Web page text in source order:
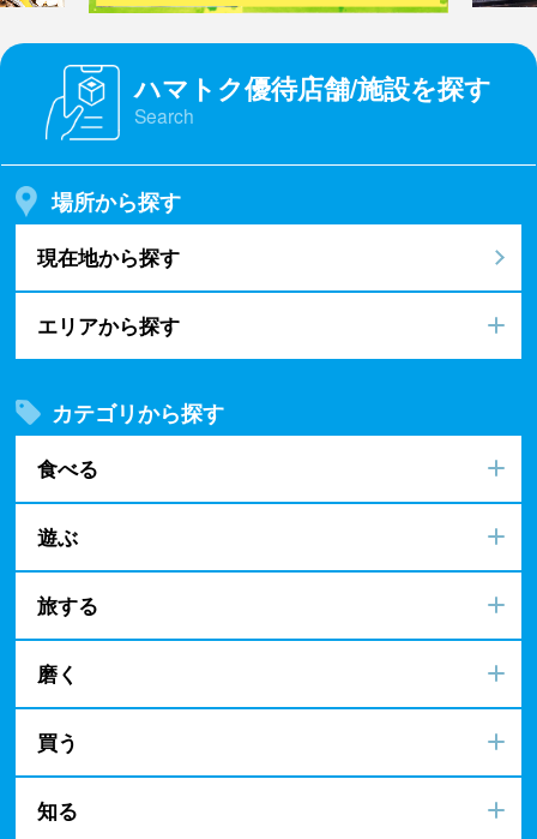
ハマトク優待店舗/施設を探す
Search
場所から探す
現在地から探す
エリアから探す
カテゴリから探す
食べる
遊ぶ
旅する
磨く
買う
知る